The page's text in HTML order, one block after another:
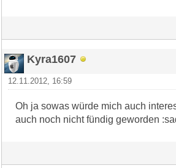
Kyra1607
12.11.2012, 16:59
Oh ja sowas würde mich auch
auch noch nicht fündig geworden